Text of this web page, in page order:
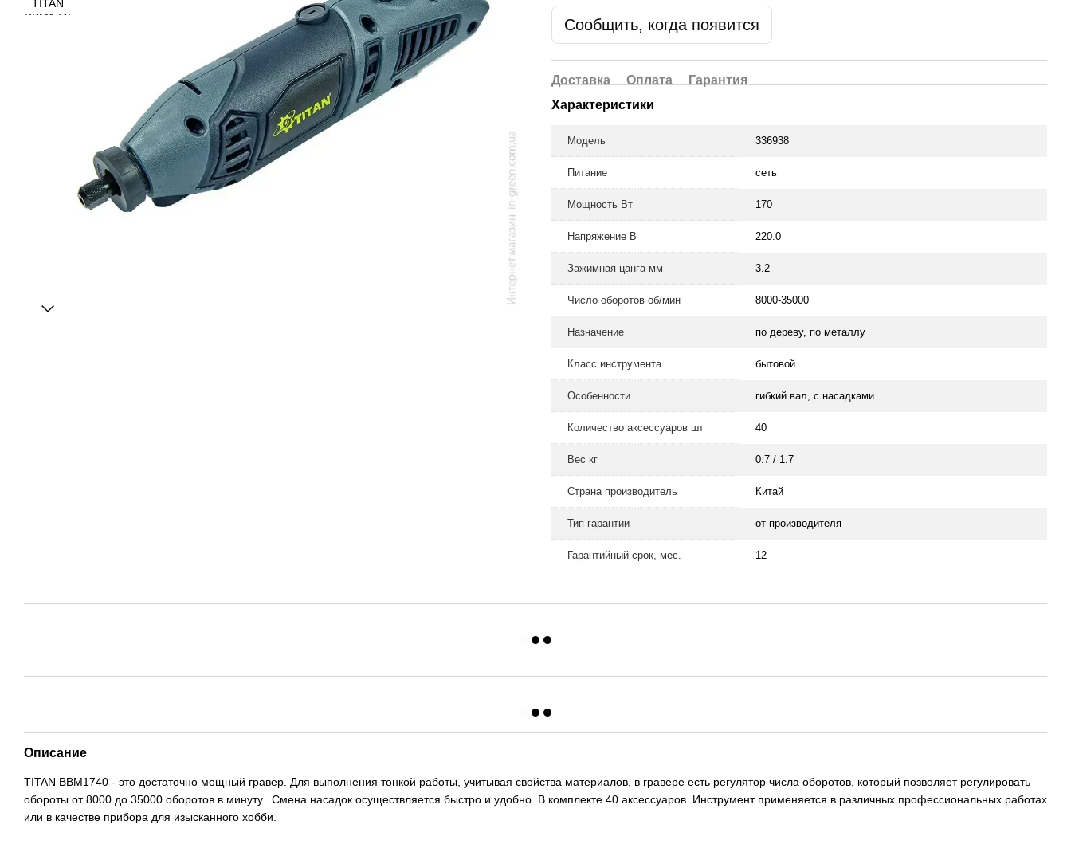
Сообщить, когда появится
Доставка Оплата
Гарантия
Характеристики
Модель 336938
Питание сеть
Мощность Вт 170
Напряжение В 220.0
Зажимная цанга мм 3.2
Число оборотов об/мин 8000-35000
Назначение по дереву, по металлу
Класс инструмента бытовой
Особенности гибкий вал, с насадками
Количество аксессуаров шт 40
Вес кг 0.7 / 1.7
Страна производитель Китай
Тип гарантии от производителя
Гарантийный срок, мес. 12
Описание
TITAN BBM1740 - это достаточно мощный гравер. Для выполнения тонкой работы, учитывая свойства материалов, в гравере есть регулятор числа оборотов, который позволяет регулировать
обороты от 8000 до 35000 оборотов в минуту. Смена насадок осуществляется быстро и удобно. В комплекте 40 аксессуаров. Инструмент применяется в различных профессиональных работах
или в качестве прибора для изысканного хобби.